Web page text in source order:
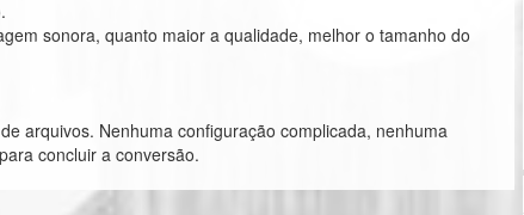
sonora, quanto maior a qualidade, melhor o tamanho do
arquivos. Nenhuma configuração complicada, nenhuma
concluir a conversão.